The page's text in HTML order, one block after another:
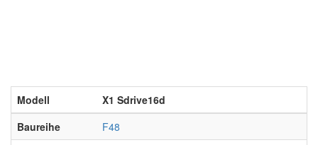
Modell
X1 Sdrive16d
Baureihe
F48